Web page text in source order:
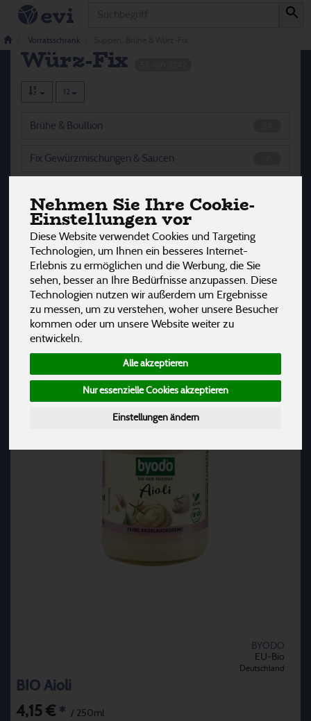
Nehmen Sie Ihre Cookie-
Einstellungen vor
Diese Website verwendet Cookies und Targeting
Technologien, um Ihnen ein besseres Internet-
Erlebnis zu ermöglichen und die Werbung, die Sie
sehen, besser an Ihre Bedürfnisse anzupassen. Diese
Technologien nutzen wir außerdem um Ergebnisse
zu messen, um zu verstehen, woher unsere Besucher
kommen oder um unsere Website weiter zu
entwickeln.
Alle akzeptieren
Nur essenzielle Cookies akzeptieren
Einstellungen ändern
Vorratsschrank
Suppen, Brühe &
Würz-Fix
12
Brühe & Boullion
Fix Gewürzmischungen & Saucen
Würzpasten
Hersteller Ernährung Allergene
BYODO
EU-Bio
Deutschland
BIO Aioli
4,15 € * / 250ml